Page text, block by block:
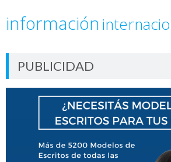
información
PUBLICIDAD